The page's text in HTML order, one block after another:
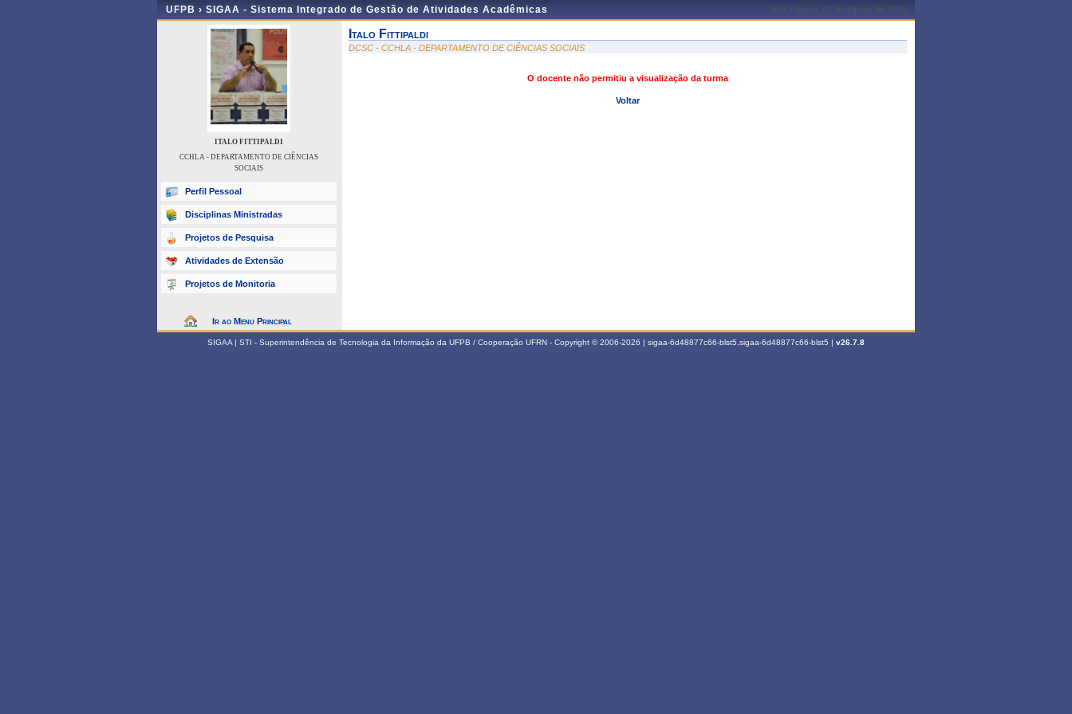
UFPB › SIGAA - Sistema Integrado de Gestão de Atividades Acadêmicas João Pessoa, 07 de Agosto de 2026
ITALO FITTIPALDI
CCHLA - DEPARTAMENTO DE CIÊNCIAS
SOCIAIS
Perfil Pessoal
Disciplinas Ministradas
Projetos de Pesquisa
Atividades de Extensão
Projetos de Monitoria
Ir ao Menu Principal
Italo Fittipaldi
DCSC - CCHLA - DEPARTAMENTO DE CIÊNCIAS SOCIAIS
O docente não permitiu a visualização da turma
Voltar
SIGAA | STI - Superintendência de Tecnologia da Informação da UFPB / Cooperação UFRN - Copyright © 2006-2026 | sigaa-6d48877c66-blst5.sigaa-6d48877c66-blst5 | v26.7.8